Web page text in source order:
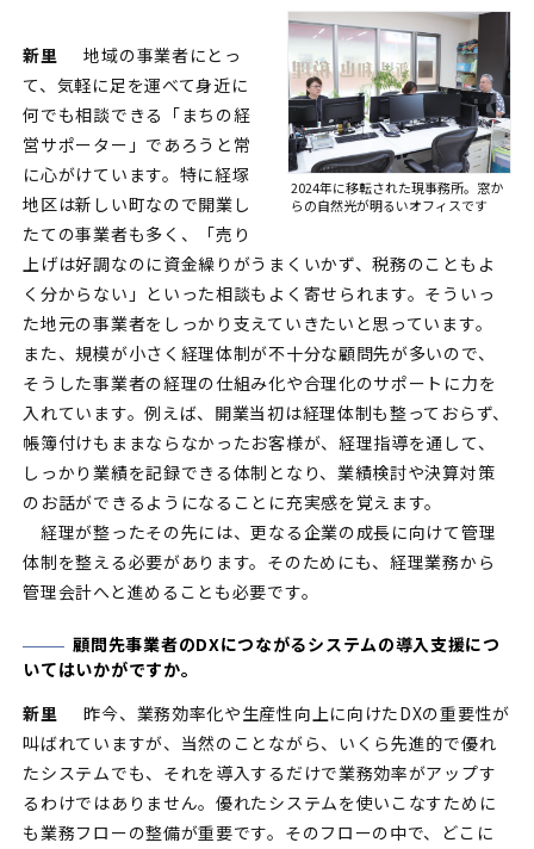
2024年に移転された現事務所。 窓か
らの自然光が明るいオフィスです
新里
地域の事業者にとっ
て、気軽に足を運べて身近に
何でも相談できる「まちの経
営サポーター」であろうと常
に心がけています。特に経塚
地区は新しい町なので開業し
たての事業者も多く、「売り
上げは好調なのに資金繰りがうまくいかず、税務のこともよ
く分からない」といった相談もよく寄せられます。そういっ
た地元の事業者をしっかり支えていきたいと思っています。
また、規模が小さく経理体制が不十分な顧問先が多いので、
そうした事業者の経理の仕組み化や合理化のサポートに力を
入れています。例えば、開業当初は経理体制も整っておらず、
帳簿付けもままならなかったお客様が、経理指導を通して、
しっかり業績を記録できる体制となり、業績検討や決算対策
のお話ができるようになることに充実感を覚えます。
経理が整ったその先には、更なる企業の成長に向けて管理
体制を整える必要があります。そのためにも、経理業務から
管理会計へと進めることも必要です。
顧問先事業者のDXにつながるシステムの導入支援につ
いてはいかがですか。
新里
昨今、業務効率化や生産性向上に向けたDXの重要性が
叫ばれていますが、当然のことながら、いくら先進的で優れ
たシステムでも、それを導入するだけで業務効率がアップす
るわけではありません。優れたシステムを使いこなすために
も業務フローの整備が重要です。そのフローの中で、どこに